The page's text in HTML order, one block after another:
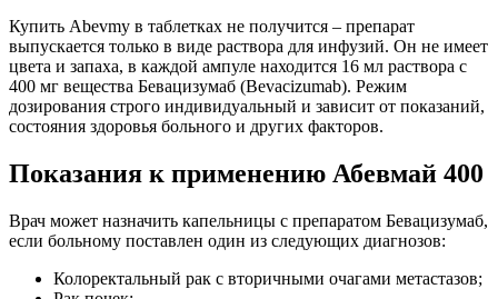
Купить Abevmy в таблетках не получится – препарат
выпускается только в виде раствора для инфузий. Он не имеет
цвета и запаха, в каждой ампуле находится 16 мл раствора с
400 мг вещества Бевацизумаб (Bevacizumab). Режим
дозирования строго индивидуальный и зависит от показаний,
состояния здоровья больного и других факторов.
Показания к применению Абевмай 400
Врач может назначить капельницы с препаратом Бевацизумаб,
если больному поставлен один из следующих диагнозов:
Колоректальный рак с вторичными очагами метастазов;